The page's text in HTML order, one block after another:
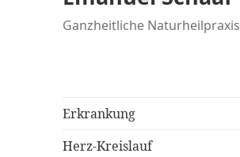
Ganzheitliche Naturheilpraxis
Erkrankung
Herz-Kreislauf